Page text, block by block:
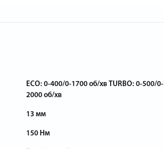
ECO: 0-400/0-1700 об/хв TURBO: 0-500/0-
2000 об/хв
13 мм
150 Нм